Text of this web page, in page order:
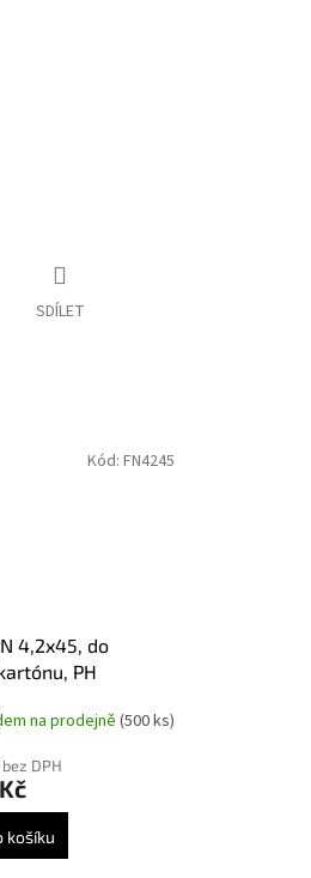
SDÍLET
4,2x45, do
PH
na prodejně(500 ks)
DPH
košíku
Kód: FN4245